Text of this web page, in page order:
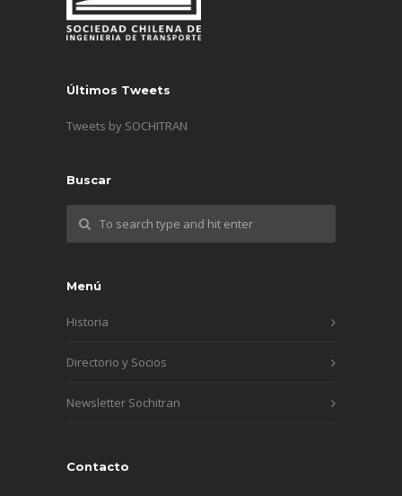
Últimos Tweets
Tweets by SOCHITRAN
Buscar
Menú
Historia
Directorio y Socios
Newsletter Sochitran
Contacto